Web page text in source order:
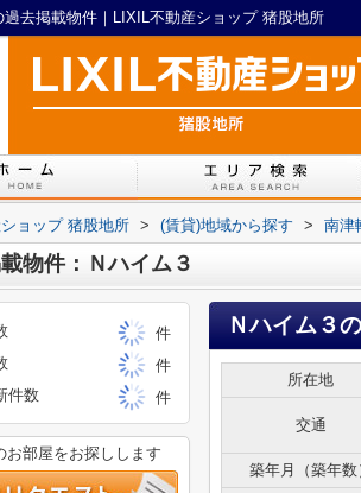
過去掲載物件｜LIXIL不動産ショップ 猪股地所
ョップ 猪股地所 > (賃貸)地域から探す > 南津
物件：Ｎハイム３
Ｎハイム３
所在地
交通
築年月（築年数
件
件
件数
件
部屋をお探しします